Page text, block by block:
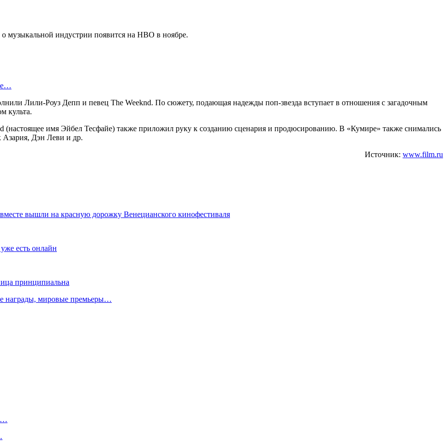
музыкальной индустрии появится на HBO в ноябре.
Лили-Роуз Депп и певец The Weеknd. По сюжету, подающая надежды поп-звезда вступает в отношения с загадочным
культа.
имя Эйбел Тесфайе) также приложил руку к созданию сценария и продюсированию. В «Кумире» также снимались
Дэн Леви и др.
Источник: www.film.ru
вышли на красную дорожку Венецианского кинофестиваля
есть онлайн
принципиальна
награды, мировые премьеры…